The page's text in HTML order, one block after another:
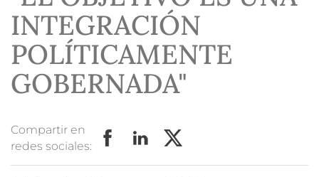
INTEGRACIÓN
POLÍTICAMENTE
GOBERNADA"
Compartir en
redes sociales: